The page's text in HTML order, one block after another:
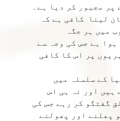
پر مجبور کر دیا ہے۔
لينا کافی ہے کہ
میں ہر جگہ
ہوا ہے جس کی وجہ سے
پر اس کا کافی
کے سلسلہ میں
ہیں اور نہ ہی اس
گفتگو کر رہے جس کی
پھلنے اور پھولنے